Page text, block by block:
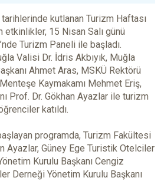
kutlanan Turizm Haftası
etkinlikler, 15 Nisan Salı günü
Turizm Paneli ile başladı.
Valisi Dr. İdris Akbıyık, Muğla
Ahmet Aras, MSKÜ Rektörü
Kaymakamı Mehmet Eriş,
Prof. Dr. Gökhan Ayazlar ile turizm
katıldı.
programda, Turizm Fakültesi
Ayazlar, Güney Ege Turistik Otelciler
Kurulu Başkanı Cengiz
Derneği Yönetim Kurulu Başkanı